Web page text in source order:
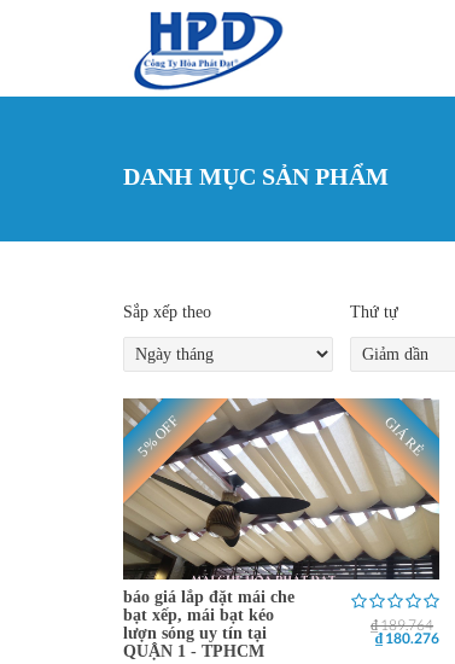
DANH MỤC SẢN PHẨM
Sắp xếp theo Thứ tự
5% OFF GIÁ RẺ
báo giá lắp đặt mái che
bạt xếp, mái bạt kéo
lượn sóng uy tín tại
QUẬN 1 - TPHCM
₫ 189.764
₫ 180.276